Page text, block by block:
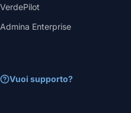
VerdePilot
Admina Enterprise
Vuoi supporto?